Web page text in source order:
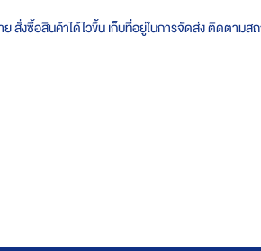
สั่งซื้อสินค้าได้ไวขึ้น เก็บที่อยู่ในการจัดส่ง ติดตามส